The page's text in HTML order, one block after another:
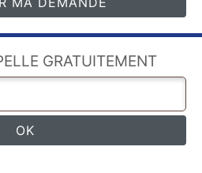
GRATUITEMENT